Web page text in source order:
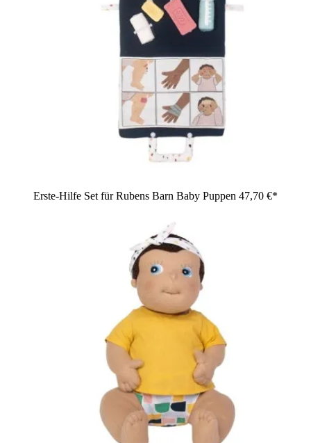
Erste-Hilfe Set für Rubens Barn Baby Puppen 47,70 €*